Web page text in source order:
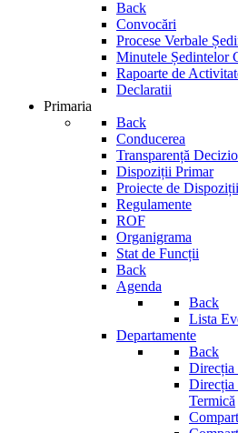
Back
Convocări
Procese Verbale
Minutele Ședintelor
Rapoarte de
Declaratii
Primaria
Back
Conducerea
Transparență
Dispoziții Primar
Proiecte de Dispoziții
Regulamente
ROF
Organigrama
Stat de Funcții
Back
Agenda
Back
Lista
Departamente
Back
Direcția
Direcția
Termică